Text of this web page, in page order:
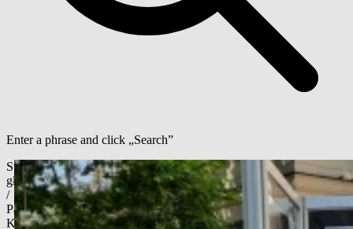
Enter a phrase and click „Search”
Strona
główna
/
Patrycja
Kurowska